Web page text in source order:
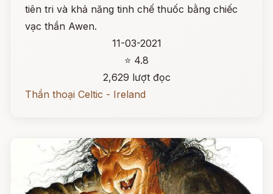
tiên tri và khả năng tinh chế thuốc bằng chiếc
vạc thần Awen.
11-03-2021
⭐ 4.8
2,629 lượt đọc
Thần thoại Celtic - Ireland